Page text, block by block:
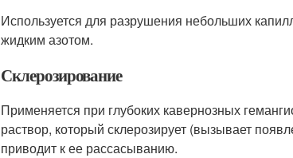
Используется для разрушения небольших
жидким азотом.
Склерозирование
Применяется при глубоких кавернозных
раствор, который склерозирует (вызывает
приводит к ее рассасыванию.